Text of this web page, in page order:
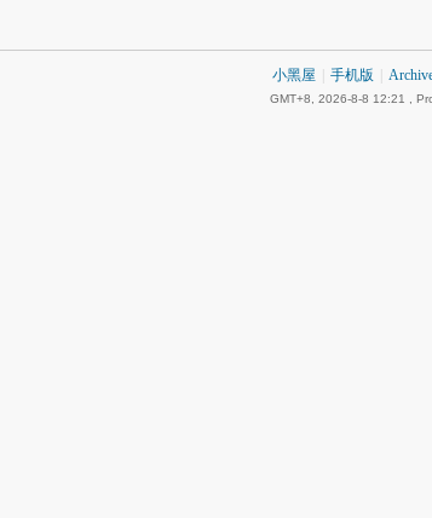
小黑屋 手机版
GMT+8, 2026-8-8 12:21 ,